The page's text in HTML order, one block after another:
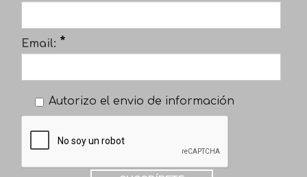
Email: *
Autorizo el envio de información